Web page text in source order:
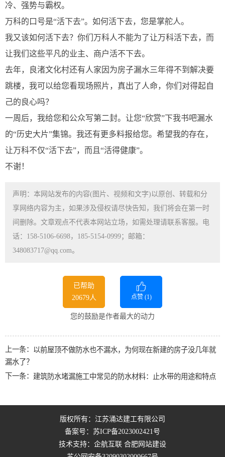
冷、强势与霸权。
万科的口号是“活下去”。如何活下去，您是掌舵人。
我又该如何活下去？你们万科人不能为了让万科活下去，而
让我们这些平凡的业主、商户活不下去。
去年，良渚文化村还有人家因为房子漏水三年得不到解决要
跳楼，我可以给您看现场照片，真出了人命，你们对得起自
己的良心吗？
一周后，我给您和公众写第二封。让您“欣赏”下我书吧漏水
的“历史大片”集锦。我还有更多料报给您。希望我的存在，
让万科不仅“活下去”，而且“活得健康”。
不谢！
声明：本网站发布的内容(图片、视频和文字)以原创、转载和分
享网络内容为主，如果涉及侵权请尽快告知，我们将会在第一时
间删除。文章观点不代表本网站立场，如需处理请联系客服。电
话：158-5106-6698，185-5154-0999；邮箱：
348083717@qq.com。
已帮助
20679人
点赞 (1)
您的鼓励是作者最大的动力
上一条： 以前屋顶不做防水也不漏水，为何现在新建的房子没几年就
漏水了？
下一条： 建筑防水堵漏施工中常见的防水材料：止水带的用途和特点
版权所有：江苏涌达建工有限公司
备案号： 苏ICP备2023002421号
技术支持：企航互联 合肥网站建设